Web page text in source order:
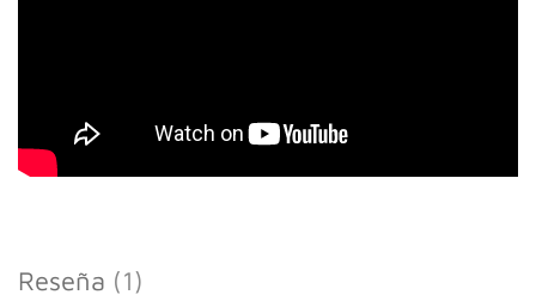
para guiarte en los ejercicios a realizar y la
técnica correcta
Reseña (1)